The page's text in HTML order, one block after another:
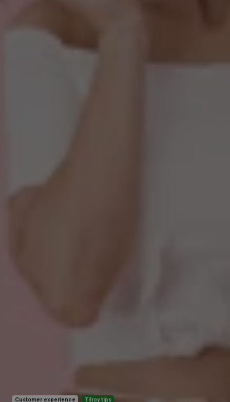
Customer experience Tilroy tips